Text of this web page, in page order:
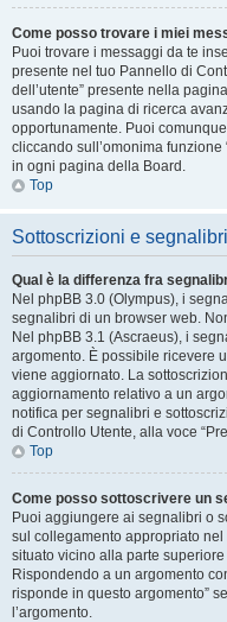
Come posso trovare i miei
Puoi trovare i messaggi da te
presente nel tuo Pannello di
dell’utente” presente nella
usando la pagina di ricerca
opportunamente. Puoi
cliccando sull’omonima
in ogni pagina della Board.
Top
Sottoscrizioni e segnalibri
Qual è la differenza fra
Nel phpBB 3.0 (Olympus), i
segnalibri di un browser web.
Nel phpBB 3.1 (Ascraeus), i
argomento. È possibile ricevere
viene aggiornato. La
aggiornamento relativo a un
notifica per segnalibri e
di Controllo Utente, alla voce
Top
Come posso sottoscrivere un
Puoi aggiungere ai segnalibri o
sul collegamento appropriato nel
situato vicino alla parte
Rispondendo a un argomento
risponde in questo argomento”
l’argomento.